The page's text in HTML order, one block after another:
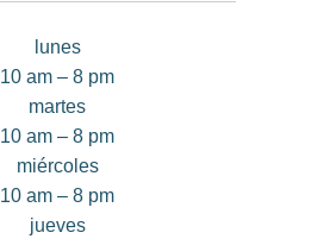
lunes
10 am – 8 pm
martes
10 am – 8 pm
miércoles
10 am – 8 pm
jueves